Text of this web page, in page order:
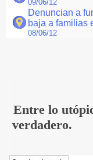
09/06/12
Denuncian a
baja a familias
08/06/12
Entre lo
verdadero.